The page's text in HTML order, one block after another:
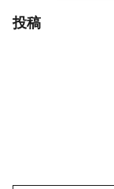
投稿